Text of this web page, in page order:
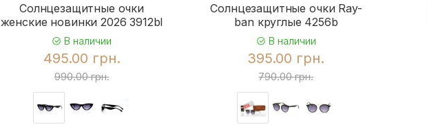
Солнцезащитные очки
женские новинки 2026 3912bl
В наличии
495.00 грн.
990.00 грн.
Солнцезащитные очки Ray-
ban круглые 4256b
В наличии
395.00 грн.
790.00 грн.